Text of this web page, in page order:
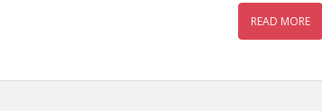
READ MORE